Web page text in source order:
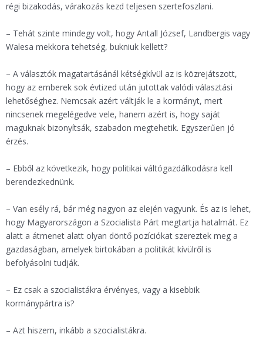
régi bizakodás, várakozás kezd teljesen szertefoszlani.
– Tehát szinte mindegy volt, hogy Antall József, Landbergis vagy
Walesa mekkora tehetség, bukniuk kellett?
– A választók magatartásánál kétségkívül az is közrejátszott,
hogy az emberek sok évtized után jutottak valódi választási
lehetőséghez. Nemcsak azért váltják le a kormányt, mert
nincsenek megelégedve vele, hanem azért is, hogy saját
maguknak bizonyítsák, szabadon megtehetik. Egyszerűen jó
érzés.
– Ebből az következik, hogy politikai váltógazdálkodásra kell
berendezkednünk.
– Van esély rá, bár még nagyon az elején vagyunk. És az is lehet,
hogy Magyarországon a Szocialista Párt megtartja hatalmát. Ez
alatt a átmenet alatt olyan döntő pozíciókat szereztek meg a
gazdaságban, amelyek birtokában a politikát kívülről is
befolyásolni tudják.
– Ez csak a szocialistákra érvényes, vagy a kisebbik
kormánypártra is?
– Azt hiszem, inkább a szocialistákra.